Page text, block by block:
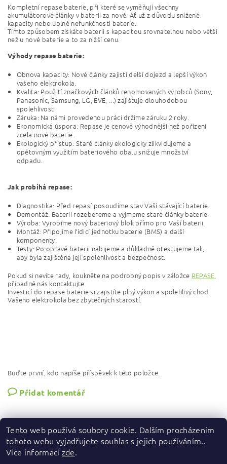
Kompletní repase baterie, při které se vyměňují všechny
akumulátorové články v baterii za nové. Ať už z důvodu snížené
kapacity nebo úplné nefunkčnosti baterie.
Tímto způsobem získáte baterii s kapacitou srovnatelnou nebo větší
než u nové baterie a to za nižší cenu.
Výhody repase baterie:
Obnova kapacity: Nové články zajistí delší dojezd a lepší výkon
vašeho elektrokola.
Kvalita: Použití značkových článků renomovaných výrobců (Sony,
Panasonic, Samsung, LG, EVE, ...) zajišťuje dlouhodobou
spolehlivost
Záruka: Na námi provedenou práci držíme záruku 2 roky.
Ekonomická úspora: Repase je cenově výhodnější než pořízení
zcela nové baterie.
Ekologický přístup: Staré články ekologicky zlikvidujeme a
opětovným využitím bateriového obalu snižuje množství
odpadu.
Jak probíhá repase:
Diagnostika: Před repasí posoudíme stav Vaší stávající baterie.
Demontáž: Baterii rozebereme a vyjmeme staré články baterie.
Výroba: Vyrobíme nový bateriový blok přímo pro Vaší baterii.
Montáž: Připojíme řídicí jednotku baterie (BMS) a další
komponenty.
Testy: Po opravě baterii nabijeme a důkladně otestujeme tak,
aby byla zajištěna její spolehlivost a bezpečnost.
Pokud si nevíte rady, koukněte na podrobný popis v záložce REPASE
případně nás kontaktujte.
Investicí do repase baterie si zajistíte plný výkon a spolehlivý chod
Vašeho elektrokola bez zbytečných starostí.
Buďte první, kdo napíše příspěvek k této položce.
Přidat komentář
Tento web používá soubory cookie. Dalším procházením
tohoto webu vyjadřujete souhlas s jejich používáním..
Více informací zde.